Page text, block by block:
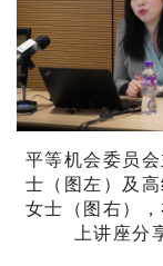
平等机会委员
士（图左）及
女士（图右）
上讲座分